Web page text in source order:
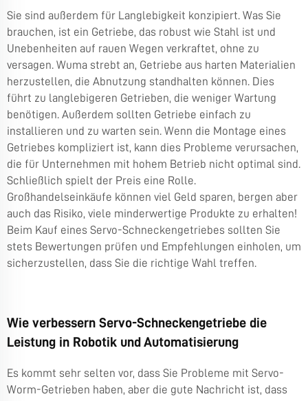
Sie sind außerdem für Langlebigkeit konzipiert. Was Sie
brauchen, ist ein Getriebe, das robust wie Stahl ist und
Unebenheiten auf rauen Wegen verkraftet, ohne zu
versagen. Wuma strebt an, Getriebe aus harten Materialien
herzustellen, die Abnutzung standhalten können. Dies
führt zu langlebigeren Getrieben, die weniger Wartung
benötigen. Außerdem sollten Getriebe einfach zu
installieren und zu warten sein. Wenn die Montage eines
Getriebes kompliziert ist, kann dies Probleme verursachen,
die für Unternehmen mit hohem Betrieb nicht optimal sind.
Schließlich spielt der Preis eine Rolle.
Großhandelseinkäufe können viel Geld sparen, bergen aber
auch das Risiko, viele minderwertige Produkte zu erhalten!
Beim Kauf eines Servo-Schneckengetriebes sollten Sie
stets Bewertungen prüfen und Empfehlungen einholen, um
sicherzustellen, dass Sie die richtige Wahl treffen.
Wie verbessern Servo-Schneckengetriebe die
Leistung in Robotik und Automatisierung
Es kommt sehr selten vor, dass Sie Probleme mit Servo-
Worm-Getrieben haben, aber die gute Nachricht ist, dass